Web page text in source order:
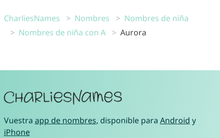
CharliesNames Nombres
Nombres de niña
Nombres de niña con A
Aurora
Vuestra app de nombres, disponible para Android y
iPhone